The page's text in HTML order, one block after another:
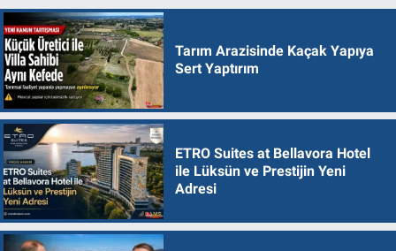
Tarım Arazisinde Kaçak Yapıya
Sert Yaptırım
ETRO Suites at Bellavora Hotel
ile Lüksün ve Prestijin Yeni
Adresi